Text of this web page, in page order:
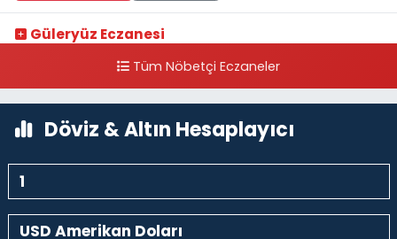
Güleryüz Eczanesi
kalaycıbahçe Meydana DoğruTüm Nöbetçi Eczaneler
Döviz & Altın Hesaplayıcı